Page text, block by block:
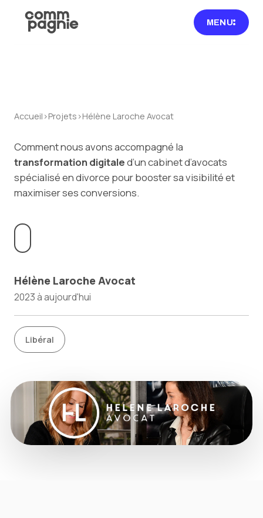
MENU
Accueil ›Projets ›Hélène Laroche Avocat
Comment nous avons accompagné la
transformation digitaled’un cabinet d’avocats
spécialisé en divorce pour booster sa visibilité et
maximiser ses conversions.
Hélène Laroche Avocat
2023 à aujourd'hui
Libéral